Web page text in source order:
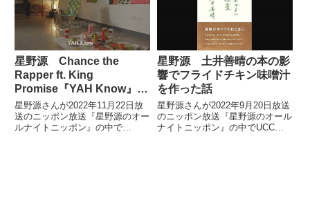
星野源 Chance the
Rapper ft. King
Promise『YAH Know』を
紹介する
星野源さんが2022年11月22日放
送のニッポン放送『星野源のオー
ルナイトニッポン』の中で
星野源 土井善晴の本の影
響でフライドチキン味噌汁
を作った話
星野源さんが2022年9月20日放送
のニッポン放送『星野源のオール
ナイトニッポン』の中でUCCの